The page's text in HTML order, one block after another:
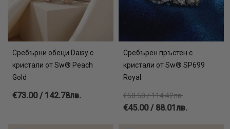
Сребърни обеци Daisy с
кристали от Sw® Peach
Gold
€73.00 / 142.78лв.
Сребърен пръстен с
кристали от Sw® SP699
Royal
€58.50 / 114.42лв.
€45.00 / 88.01лв.